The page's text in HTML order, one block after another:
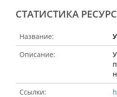
CТАТИСТИКА
Название:
Описание:
Ссылки: